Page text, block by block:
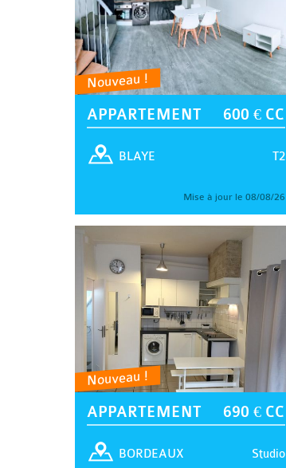
Nouveau !
APPARTEMENT 600 € CC
T2
BLAYE
Mise à jour le 08/08/26
Nouveau !
APPARTEMENT 690 € CC
Studio
BORDEAUX